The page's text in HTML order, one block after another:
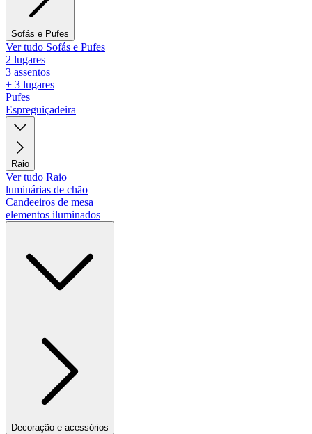
Sofás e Pufes
Ver tudo Sofás e Pufes
2 lugares
3 assentos
+ 3 lugares
Pufes
Espreguiçadeira
Raio
Ver tudo Raio
luminárias de chão
Candeeiros de mesa
elementos iluminados
Decoração e acessórios